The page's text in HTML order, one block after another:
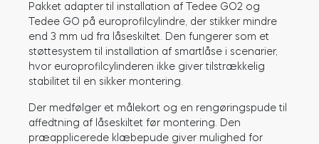
Hjem adgang
Tedee Keypad PRO
Pakket adapter til installation af Tedee GO2 og
Tedee GO på europrofilcylindre, der stikker mindre
end 3 mm ud fra låseskiltet. Den fungerer som et
støttesystem til installation af smartlåse i scenarier,
hvor europrofilcylinderen ikke giver tilstrækkelig
stabilitet til en sikker montering.
Der medfølger et målekort og en rengøringspude til
affedtning af låseskiltet før montering. Den
præapplicerede klæbepude giver mulighed for